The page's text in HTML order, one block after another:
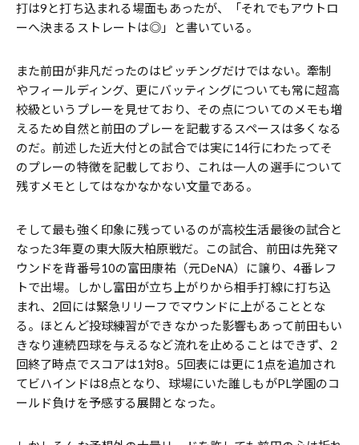
打は9と打ち込まれる場面もあったが、「それでもアウトロ
ーへ決まるストレートは◎」と書いている。
また前田が非凡だったのはピッチングだけではない。牽制
やフィールディング、更にバッティングについても常に超高
校級というプレーを見せており、その点についてのメモも増
えるため自然と前田のプレーを記載するスペースは多くなる
のだ。前述した近大付との試合では実に14行にわたってそ
のプレーの特徴を記載しており、これは一人の選手について
残すメモとしてはなかなかない文量である。
そして最も強く印象に残っているのが高校生活最後の試合と
なった3年夏の東大阪大柏原戦だ。この試合、前田は先発マ
ウンドを背番号10の富田康祐（元DeNA）に譲り、4番レフ
トで出場。しかし富田が立ち上がりから相手打線に打ち込
まれ、2回には緊急リリーフでマウンドに上がることとな
る。ほとんど投球練習ができなかった影響もあって前田もい
きなり連続四球を与えるなど流れを止めることはできず、2
回終了時点でスコアは1対8。5回表には更に1点を追加され
てビハインドは8点となり、球場にいた誰しもがPL学園のコ
ールド負けを予感する展開となった。